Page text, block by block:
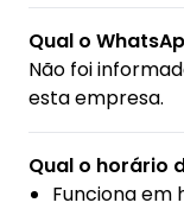
Qual o
Não foi
esta empresa.
Qual o horário
Funciona em